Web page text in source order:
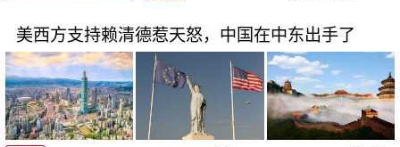
美西方支持赖清德惹天怒，中国在中东出手了